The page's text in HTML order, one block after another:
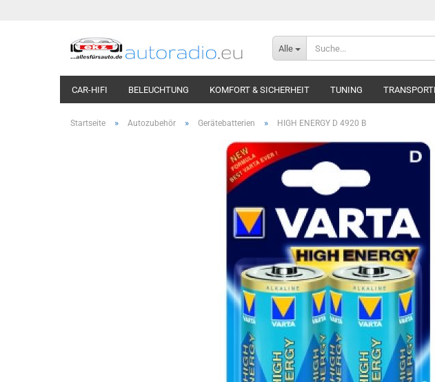
Alle
CAR-HIFI BELEUCHTUNG KOMFORT & SICHERHEIT TUNING
Startseite » Autozubehör » Gerätebatterien » HIGH ENERGY D 4920 B